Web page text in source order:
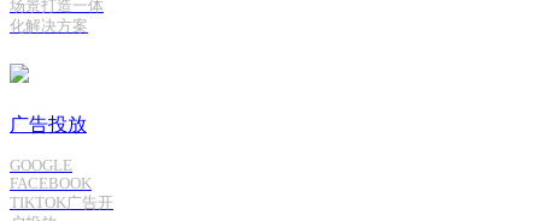
场景打造一体
化解决方案
广告投放
GOOGLE
FACEBOOK
TIKTOK广告开